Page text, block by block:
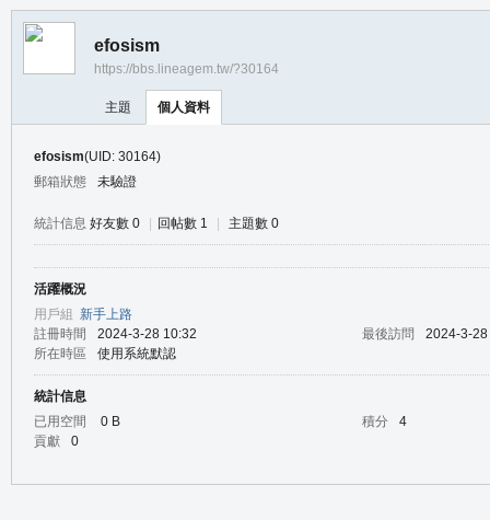
efosism
https://bbs.lineagem.tw/?30164
主題 個人資料
efosism(UID: 30164)
郵箱狀態
未驗證
統計信息 好友數 0 回帖數 1 主題數 0
活躍概況
用戶組 新手上路
註冊時間
2024-3-28 10:32 最後訪問
2024-3-
所在時區
使用系統默認
統計信息
已用空間
0 B 積分
4
貢獻
0